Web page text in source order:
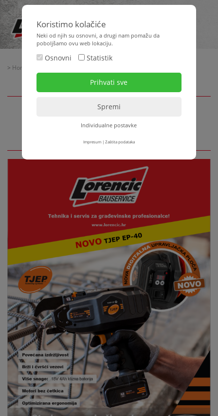
> Home
TJEP EP-40
Koristimo kolačiće
Neki od njih su osnovni, a drugi nam pomažu da
poboljšamo ovu web lokaciju.
Osnovni Statistik
Individualne postavke
Impresum| Zaštita podataka